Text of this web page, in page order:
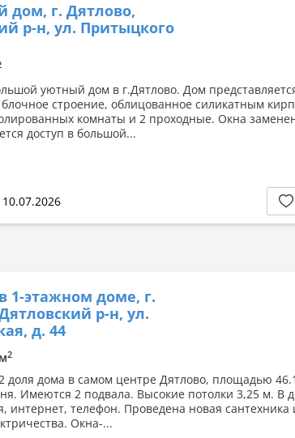
дом, г. Дятлово,
р-н, ул. Притыцкого
уютный дом в г.Дятлово. Дом
строение, облицованное силикатным
комнаты и 2 проходные. Окна
доступ в большой...
1-этажном доме, г.
р-н, ул.
д. 44
2
доля дома в самом центре Дятлово, площадью
Имеются 2 подвала. Высокие потолки 3,25 м. В
интернет, телефон. Проведена новая сантехника
Окна-...